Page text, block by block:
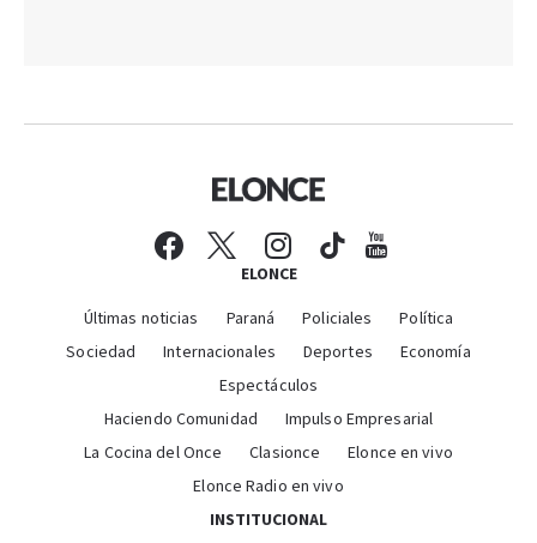
ELONCE
Últimas noticias Paraná Policiales
Política
Sociedad
Internacionales Deportes
Economía
Espectáculos
Haciendo Comunidad
Impulso Empresarial
La Cocina del Once
Clasionce
Elonce en vivo
Elonce Radio en vivo
INSTITUCIONAL